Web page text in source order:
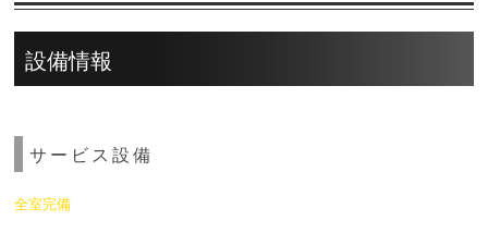
設備情報
サービス設備
全室完備